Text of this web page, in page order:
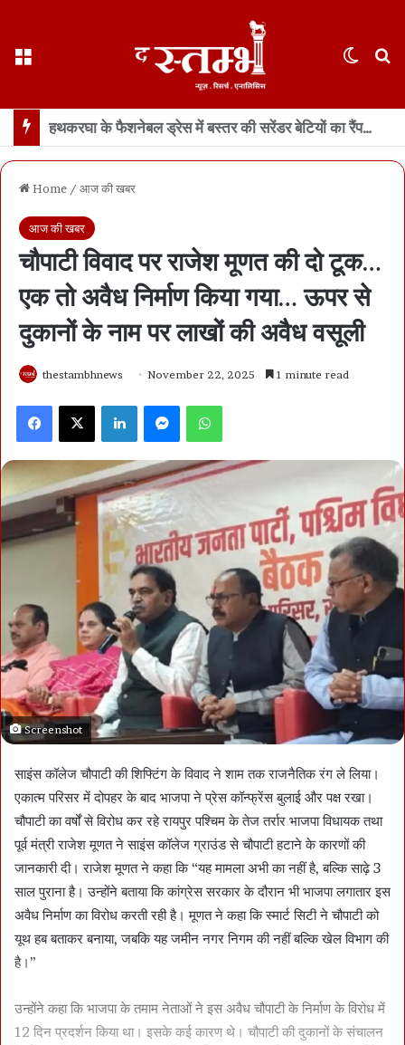
छत्तीसगढ़ : 65 साल के वहशी बूढ़े ने दुष्कर्म की कोशिश में महिला को मारा… मासूम बच्ची रोने लगी तो उसकी भी हत्या… 21 दिन में खुला डबल मर्डर, बूढ़ा अरेस्ट
Home / आज की खबर
आज की खबर
चौपाटी विवाद पर राजेश मूणत की दो टूक…
एक तो अवैध निर्माण किया गया… ऊपर से
दुकानों के नाम पर लाखों की अवैध वसूली
thestambhnews November 22, 2025 1 minute read
Facebook X LinkedIn
Screenshot
साइंस कॉलेज चौपाटी की शिफ्टिंग के विवाद ने शाम तक राजनैतिक रंग ले लिया।
एकात्म परिसर में दोपहर के बाद भाजपा ने प्रेस कॉन्फ्रेंस बुलाई और पक्ष रखा।
चौपाटी का वर्षों से विरोध कर रहे रायपुर पश्चिम के तेज तर्रार भाजपा विधायक तथा
पूर्व मंत्री राजेश मूणत ने साइंस कॉलेज ग्राउंड से चौपाटी हटाने के कारणों की
जानकारी दी। राजेश मूणत ने कहा कि “यह मामला अभी का नहीं है, बल्कि साढ़े 3
साल पुराना है। उन्होंने बताया कि कांग्रेस सरकार के दौरान भी भाजपा लगातार इस
अवैध निर्माण का विरोध करती रही है। मूणत ने कहा कि स्मार्ट सिटी ने चौपाटी को
यूथ हब बताकर बनाया, जबकि यह जमीन नगर निगम की नहीं बल्कि खेल विभाग की
है।”
उन्होंने कहा कि भाजपा के तमाम नेताओं ने इस अवैध चौपाटी के निर्माण के विरोध में
12 दिन प्रदर्शन किया था। इसके कई कारण थे। चौपाटी की दुकानों के संचालन